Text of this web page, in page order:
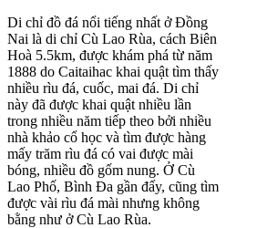
Di chỉ đồ đá nổi tiếng nhất ở Đồng
Nai là di chỉ Cù Lao Rùa, cách Biên
Hoà 5.5km, được khám phá từ năm
1888 do Caitaihac khai quật tìm thấy
nhiều rìu đá, cuốc, mai đá. Di chỉ
này đã được khai quật nhiều lần
trong nhiều năm tiếp theo bởi nhiều
nhà khảo cổ học và tìm được hàng
mấy trăm rìu đá có vai được mài
bóng, nhiều đồ gốm nung. Ở Cù
Lao Phố, Bình Đa gần đấy, cũng tìm
được vài rìu đá mài nhưng không
bằng như ở Cù Lao Rùa.